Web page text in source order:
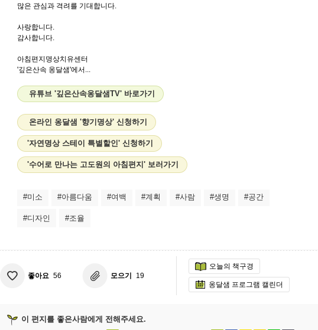
많은 관심과 격려를 기대합니다.
사랑합니다.
감사합니다.
아침편지명상치유센터
'깊은산속 옹달샘'에서...
유튜브 '깊은산속옹달샘TV' 바로가기
온라인 옹달샘 '향기명상' 신청하기
'자연명상 스테이 특별할인' 신청하기
'수어로 만나는 고도원의 아침편지' 보러가기
#미소 #아름다움 #여백 #계획 #사람 #생명 #공간
#디자인 #조율
좋아요 56 모으기 19
오늘의 책구경
옹달샘 프로그램 캘린더
이 편지를 좋은사람에게 전해주세요.